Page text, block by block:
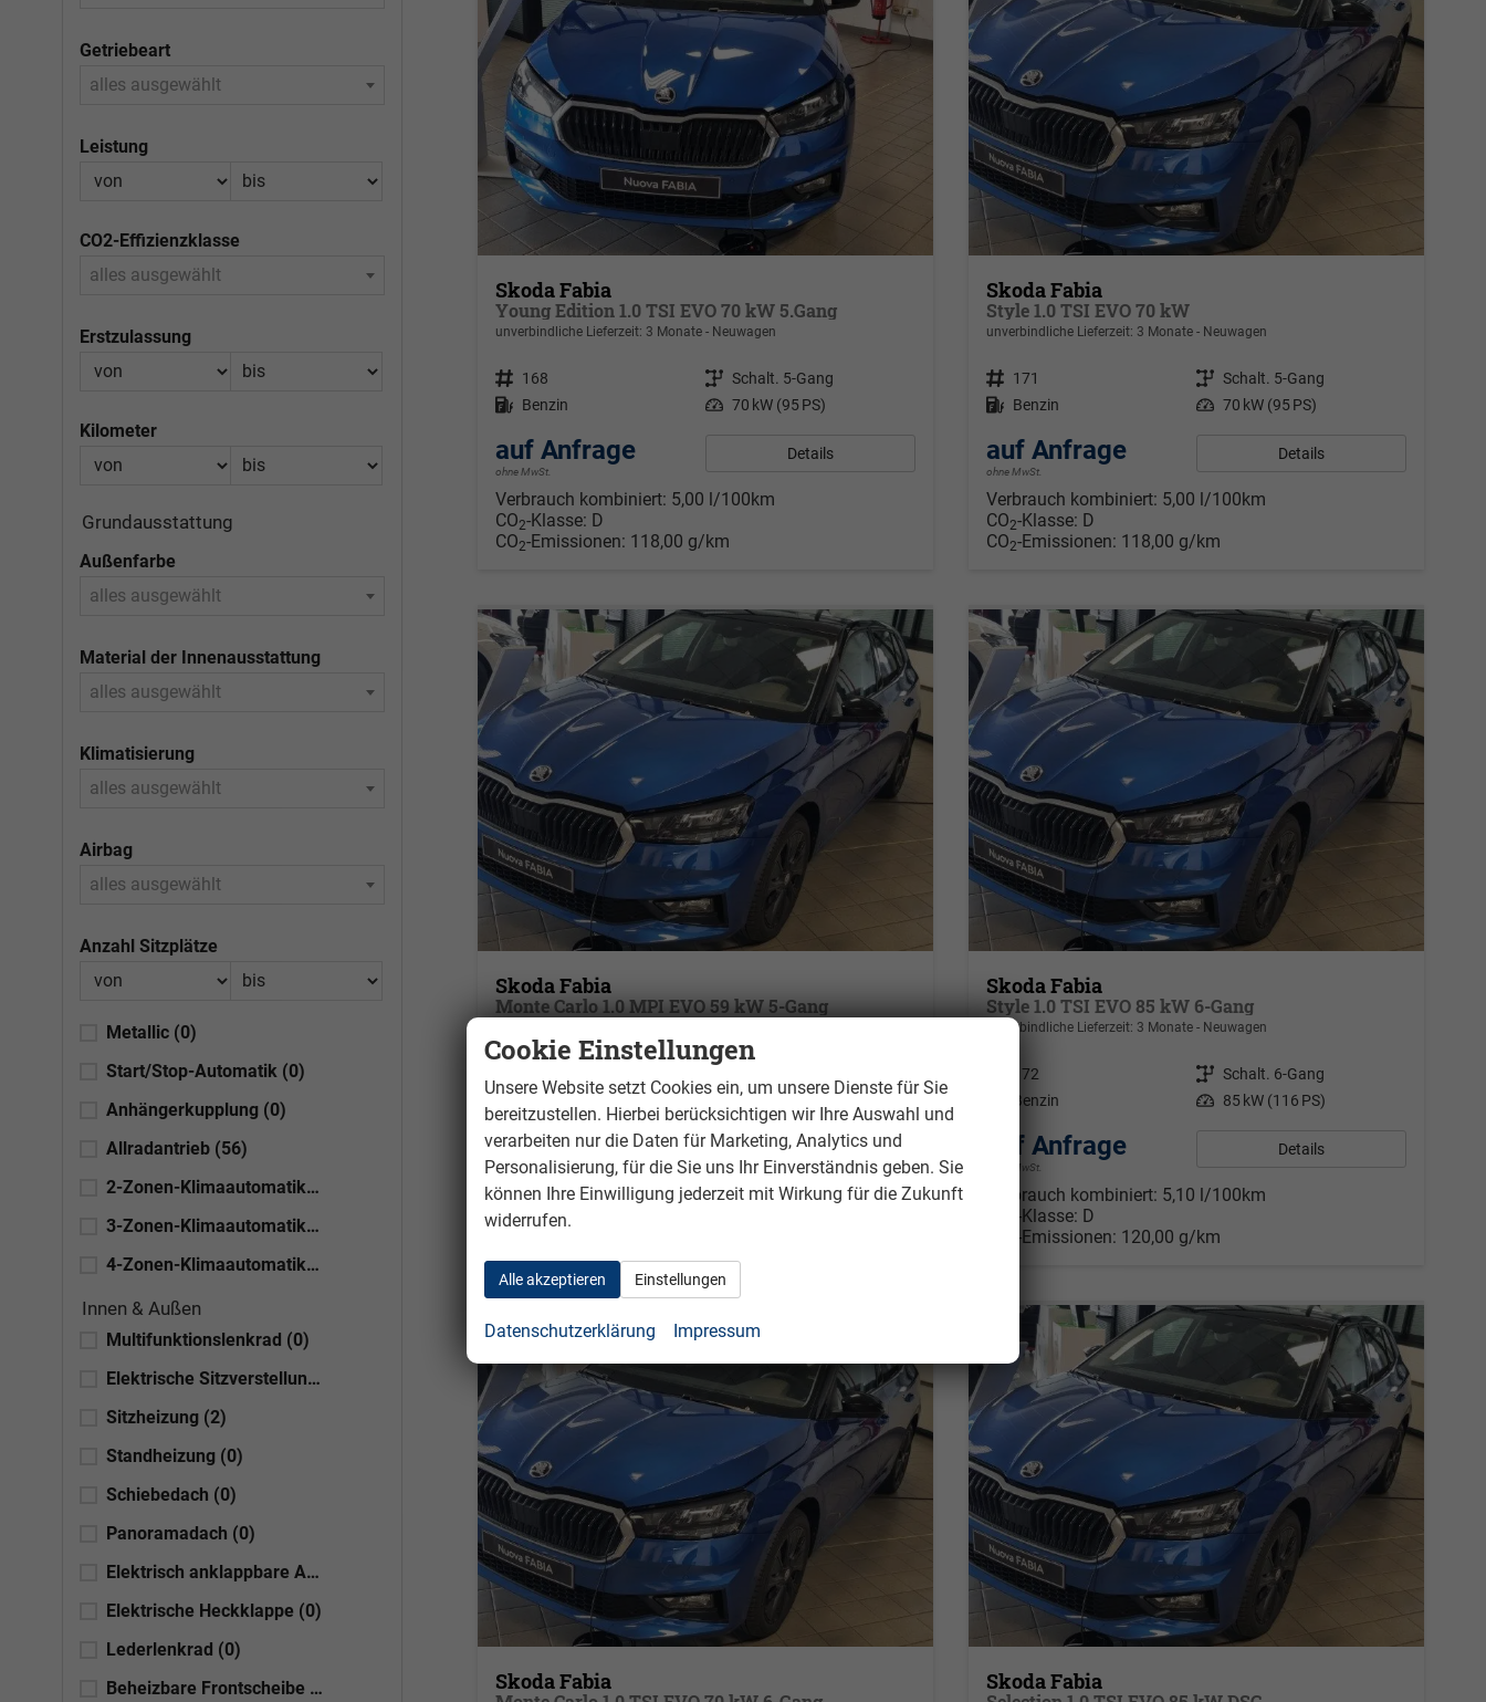
Skoda Fabia
Young Edition 1.0 TSI EVO 70 kW 5.Gang
unverbindliche Lieferzeit: 3 Monate Neuwagen
Fahrzeugnr. 168 Getriebe Schalt. 5-Gang
Kraftstoff Benzin Leistung 70 kW (95 PS)
auf Anfrage
ohne MwSt.
Details
Verbrauch kombiniert: 5,00 l/100km
CO2-Klasse: D
CO2-Emissionen: 118,00 g/km
Skoda Fabia
Style 1.0 TSI EVO 70 kW
unverbindliche Lieferzeit: 3 Monate Neuwagen
Fahrzeugnr. 171 Getriebe Schalt. 5-Gang
Kraftstoff Benzin Leistung 70 kW (95 PS)
auf Anfrage
ohne MwSt.
Details
Verbrauch kombiniert: 5,00 l/100km
CO2-Klasse: D
CO2-Emissionen: 118,00 g/km
Skoda Fabia
Monte Carlo 1.0 MPI EVO 59 kW 5-Gang
59 kW (80 PS)
auf Anfrage
ohne MwSt.
Details
Verbrauch kombiniert:5,20 l/100km
CO2-Klasse:
Skoda Fabia
Style 1.0 TSI EVO 85 kW 6-Gang
unverbindliche Lieferzeit: 3 Monate Neuwagen
172 Getriebe Schalt. 6-Gang
Benzin Leistung 85 kW (116 PS)
auf Anfrage
ohne MwSt.
Details
Verbrauch kombiniert: 5,10 l/100km
-Klasse: D
-Emissionen: 120,00 g/km
Skoda Fabia Skoda Fabia
Getriebeart
alles ausgewählt
Leistung
CO2-Effizienzklasse
alles ausgewählt
Erstzulassung
Kilometer
Grundausstattung
Außenfarbe
alles ausgewählt
Material der Innenausstattung
alles ausgewählt
Klimatisierung
alles ausgewählt
Airbag
alles ausgewählt
Anzahl Sitzplätze
Metallic (0)
Start/Stop-Automatik (0)
Anhängerkupplung (0)
Allradantrieb (56)
2-Zonen-Klimaautomatik(0)
3-Zonen-Klimaautomatik(0)
4-Zonen-Klimaautomatik(0)
Innen & Außen
Multifunktionslenkrad (0)
Elektrische Sitzverstellung
Sitzheizung (2)
Standheizung (0)
Schiebedach (0)
Panoramadach (0)
Elektrisch anklappbare Außenspiegel
Elektrische Heckklappe (0)
Lederlenkrad (0)
Beheizbare Frontscheibe (0)
Cookie Einstellungen
Unsere Website setzt Cookies ein, um unsere Dienste für Sie
bereitzustellen. Hierbei berücksichtigen wir Ihre Auswahl und
verarbeiten nur die Daten für Marketing, Analytics und
Personalisierung, für die Sie uns Ihr Einverständnis geben. Sie
können Ihre Einwilligung jederzeit mit Wirkung für die Zukunft
widerrufen.
Alle akzeptieren Einstellungen
Datenschutzerklärung Impressum